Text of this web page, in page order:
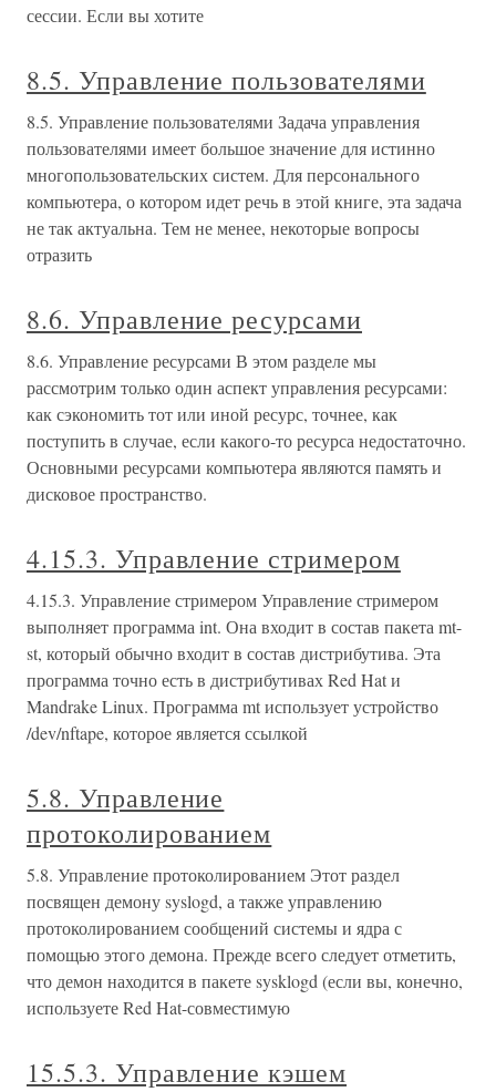
сессии. Если вы хотите
8.5. Управление пользователями
8.5. Управление пользователями Задача управления
пользователями имеет большое значение для истинно
многопользовательских систем. Для персонального
компьютера, о котором идет речь в этой книге, эта задача
не так актуальна. Тем не менее, некоторые вопросы
отразить
8.6. Управление ресурсами
8.6. Управление ресурсами В этом разделе мы
рассмотрим только один аспект управления ресурсами:
как сэкономить тот или иной ресурс, точнее, как
поступить в случае, если какого-то ресурса недостаточно.
Основными ресурсами компьютера являются память и
дисковое пространство.
4.15.3. Управление стримером
4.15.3. Управление стримером Управление стримером
выполняет программа int. Она входит в состав пакета mt-
st, который обычно входит в состав дистрибутива. Эта
программа точно есть в дистрибутивах Red Hat и
Mandrake Linux. Программа mt использует устройство
/dev/nftape, которое является ссылкой
5.8. Управление
протоколированием
5.8. Управление протоколированием Этот раздел
посвящен демону syslogd, а также управлению
протоколированием сообщений системы и ядра с
помощью этого демона. Прежде всего следует отметить,
что демон находится в пакете sysklogd (если вы, конечно,
используете Red Hat-совместимую
15.5.3. Управление кэшем